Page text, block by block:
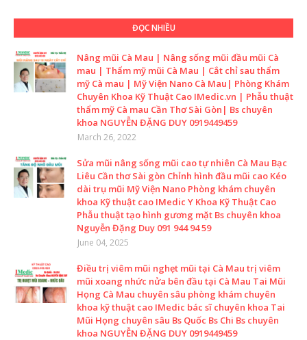
ĐỌC NHIỀU
Nâng mũi Cà Mau | Nâng sống mũi đầu mũi Cà
mau | Thẩm mỹ mũi Cà Mau | Cắt chỉ sau thẩm
mỹ Cà mau | Mỹ Viện Nano Cà Mau| Phòng Khám
Chuyên Khoa Kỹ Thuật Cao IMedic.vn | Phẫu thuật
thẩm mỹ Cà mau Cần Thơ Sài Gòn| Bs chuyên
khoa NGUYỄN ĐẶNG DUY 0919449459
March 26, 2022
Sửa mũi nâng sống mũi cao tự nhiên Cà Mau Bạc
Liêu Cần thơ Sài gòn Chỉnh hình đầu mũi cao Kéo
dài trụ mũi Mỹ Viện Nano Phòng khám chuyên
khoa Kỹ thuật cao IMedic Y Khoa Kỹ Thuật Cao
Phẫu thuật tạo hình gương mặt Bs chuyên khoa
Nguyễn Đặng Duy 091 944 94 59
June 04, 2025
Điều trị viêm mũi nghẹt mũi tại Cà Mau trị viêm
mũi xoang nhức nửa bên đầu tại Cà Mau Tai Mũi
Họng Cà Mau chuyên sâu phòng khám chuyên
khoa kỹ thuật cao IMedic bác sĩ chuyên khoa Tai
Mũi Họng chuyên sâu Bs Quốc Bs Chi Bs chuyên
khoa NGUYỄN ĐẶNG DUY 0919449459